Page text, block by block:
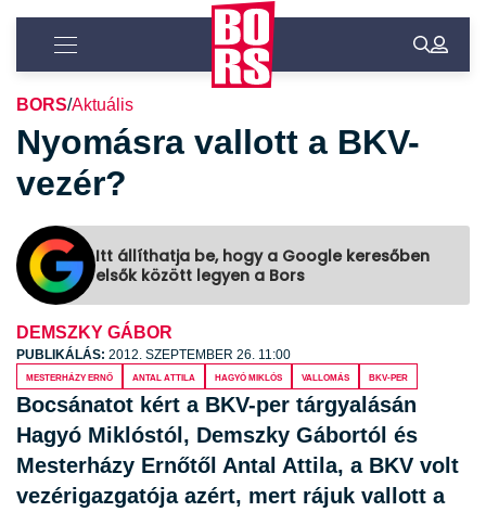
BORS/Aktuális
Nyomásra vallott a BKV-
vezér?
Itt állíthatja be, hogy a Google keresőben
elsők között legyen a Bors
DEMSZKY GÁBOR
PUBLIKÁLÁS: 2012. SZEPTEMBER 26. 11:00
Mesterházy Ernő
Antal Attila Hagyó Miklós vallomás BKV-per
Bocsánatot kért a BKV-per tárgyalásán
Hagyó Miklóstól, Demszky Gábortól és
Mesterházy Ernőtől Antal Attila, a BKV volt
vezérigazgatója azért, mert rájuk vallott a